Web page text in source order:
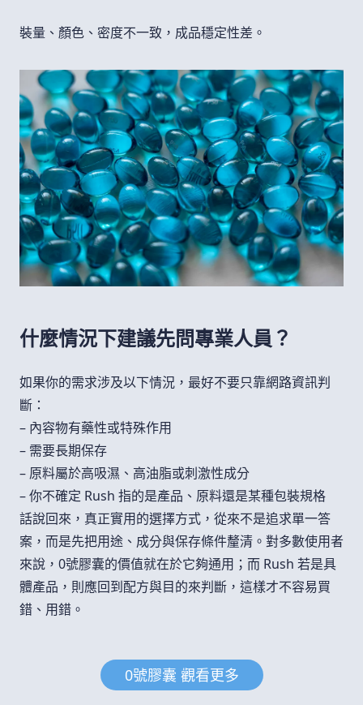
裝量、顏色、密度不一致，成品穩定性差。
什麼情況下建議先問專業人員？
如果你的需求涉及以下情況，最好不要只靠網路資訊判
斷：
– 內容物有藥性或特殊作用
– 需要長期保存
– 原料屬於高吸濕、高油脂或刺激性成分
– 你不確定 Rush 指的是產品、原料還是某種包裝規格
話說回來，真正實用的選擇方式，從來不是追求單一答
案，而是先把用途、成分與保存條件釐清。對多數使用者
來說，0號膠囊的價值就在於它夠通用；而 Rush 若是具
體產品，則應回到配方與目的來判斷，這樣才不容易買
錯、用錯。
0號膠囊 觀看更多